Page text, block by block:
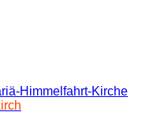
Himmelfahrt-Kirche